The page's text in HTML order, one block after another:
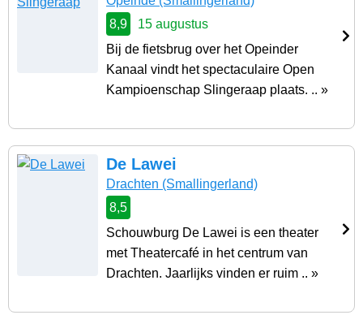
8,9
15 augustus
Bij de fietsbrug over het Opeinder
Kanaal vindt het spectaculaire Open
Kampioenschap Slingeraap plaats. .. »
De Lawei
Drachten (Smallingerland)
8,5
Schouwburg De Lawei is een theater
met Theatercafé in het centrum van
Drachten. Jaarlijks vinden er ruim .. »